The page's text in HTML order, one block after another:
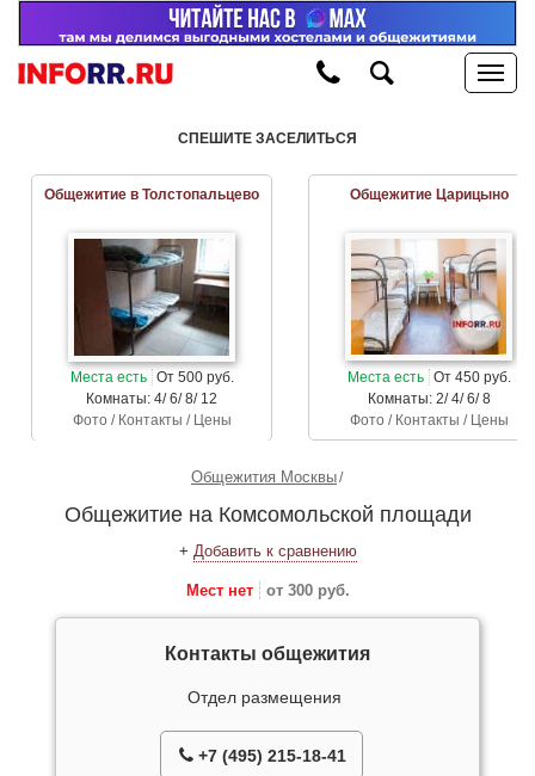
СПЕШИТЕ ЗАСЕЛИТЬСЯ
Общежитие в Толстопальцево
Места есть От 500 руб.
Комнаты: 4/ 6/ 8/ 12
Фото / Контакты / Цены
Общежитие Царицыно
Места есть От 450 руб.
Комнаты: 2/ 4/ 6/ 8
Фото / Контакты / Цены
Общежития Москвы
Общежитие на Комсомольской площади
+ Добавить к сравнению
Мест нет от 300 руб.
Контакты общежития
Отдел размещения
+7 (495) 215-18-41